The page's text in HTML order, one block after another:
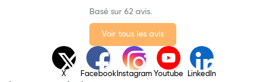
Basé sur 62 avis.
Voir tous les avis
X Facebook Instagram Youtube LinkedIn